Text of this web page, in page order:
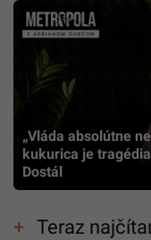
„Vláda absolútne
kukurica je
Dostál
Teraz